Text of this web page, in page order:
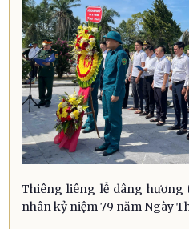
Thiêng liêng lễ dâng
nhân kỷ niệm 79 năm Ngày